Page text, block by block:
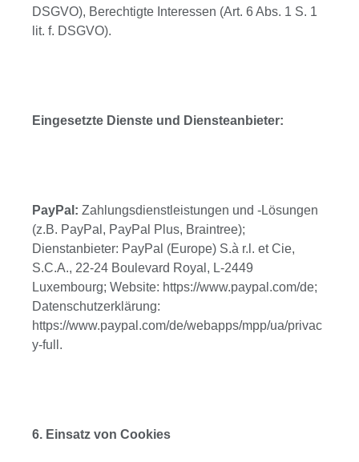
DSGVO), Berechtigte Interessen (Art. 6 Abs. 1 S. 1
lit. f. DSGVO).
Eingesetzte Dienste und Diensteanbieter:
PayPal: Zahlungsdienstleistungen und -Lösungen
(z.B. PayPal, PayPal Plus, Braintree);
Dienstanbieter: PayPal (Europe) S.à r.l. et Cie,
S.C.A., 22-24 Boulevard Royal, L-2449
Luxembourg; Website: https://www.paypal.com/de;
Datenschutzerklärung:
https://www.paypal.com/de/webapps/mpp/ua/privac
y-full.
6. Einsatz von Cookies